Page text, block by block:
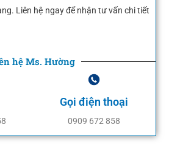
Liên hệ ngay để nhận tư vấn chi tiết
hệ Ms. Hường
Gọi điện thoại
0909 672 858